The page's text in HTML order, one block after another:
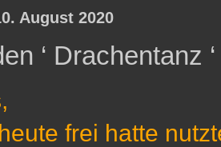
August 2020
‘ Drachentanz
frei hatte